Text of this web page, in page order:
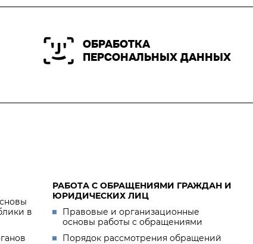
ОБРАБОТКА
ПЕРСОНАЛЬНЫХ ДАННЫХ
в
РАБОТА С ОБРАЩЕНИЯМИ ГРАЖДАН И
ЮРИДИЧЕСКИХ ЛИЦ
Правовые и организационные
основы работы с обращениями
Порядок рассмотрения обращений